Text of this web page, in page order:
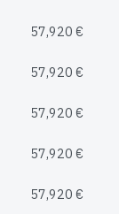
57,920 €
57,920 €
57,920 €
57,920 €
57,920 €